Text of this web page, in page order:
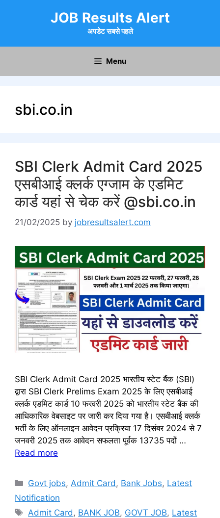
JOB Results Alert
अपडेट सबसे पहले
Menu
sbi.co.in
SBI Clerk Admit Card 2025
एसबीआई क्लर्क एग्जाम के एडमिट
कार्ड यहां से चेक करें @sbi.co.in
21/02/2025 by jobresultsalert.com
SBI Clerk Admit Card 2025 भारतीय स्टेट बैंक (SBI)
द्वारा SBI Clerk Prelims Exam 2025 के लिए एसबीआई
क्लर्क एडमिट कार्ड 10 फरवरी 2025 को भारतीय स्टेट बैंक की
आधिकारिक वेबसाइट पर जारी कर दिया गया है। एसबीआई क्लर्क
भर्ती के लिए ऑनलाइन आवेदन प्रक्रिया 17 दिसंबर 2024 से 7
जनवरी 2025 तक आवेदन सफलता पूर्वक 13735 पदों …
Read more
Categories
Govt jobs, Admit Card , Bank Jobs, Latest
Notification
Tags
Admit Card , BANK JOB, GOVT JOB, Latest